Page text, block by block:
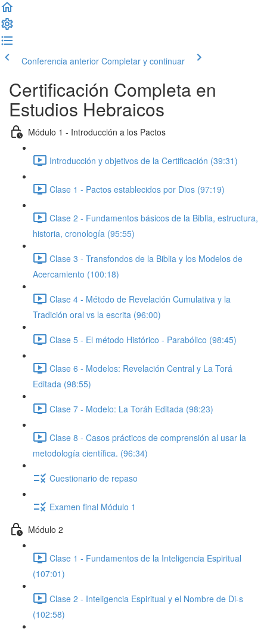
Conferencia anterior Completar y continuar
Certificación Completa en
Estudios Hebraicos
Módulo 1 - Introducción a los Pactos
Introducción y objetivos de la Certificación (39:31)
Clase 1 - Pactos establecidos por Dios (97:19)
Clase 2 - Fundamentos básicos de la Biblia, estructura,
historia, cronología (95:55)
Clase 3 - Transfondos de la Biblia y los Modelos de
Acercamiento (100:18)
Clase 4 - Método de Revelación Cumulativa y la
Tradición oral vs la escrita (96:00)
Clase 5 - El método Histórico - Parabólico (98:45)
Clase 6 - Modelos: Revelación Central y La Torá
Editada (98:55)
Clase 7 - Modelo: La Toráh Editada (98:23)
Clase 8 - Casos prácticos de comprensión al usar la
metodología científica. (96:34)
Cuestionario de repaso
Examen final Módulo 1
Módulo 2
Clase 1 - Fundamentos de la Inteligencia Espiritual
(107:01)
Clase 2 - Inteligencia Espiritual y el Nombre de Di-s
(102:58)